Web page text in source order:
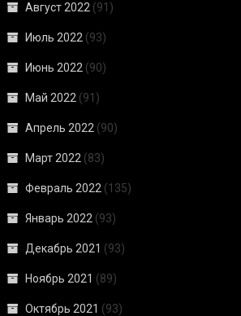
Август 2022 (91)
Июль 2022 (93)
Июнь 2022 (90)
Май 2022 (91)
Апрель 2022 (90)
Март 2022 (83)
Февраль 2022 (135)
Январь 2022 (93)
Декабрь 2021 (93)
Ноябрь 2021 (89)
Октябрь 2021 (93)